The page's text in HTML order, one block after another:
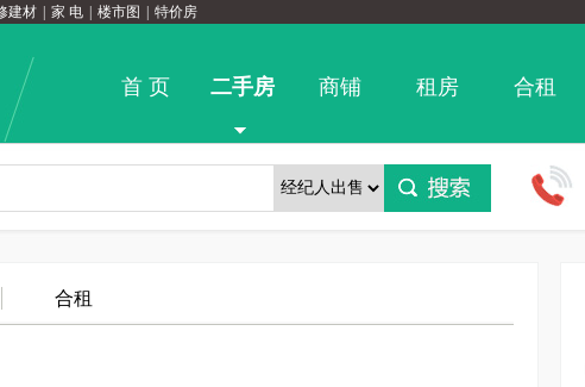
建材 家 电 楼市图 特价房
首 页 二手房 商铺 租房 合租
合租